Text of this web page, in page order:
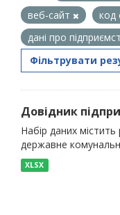
веб-сайт
код
дані про
Фільтрувати
Довідник
Набір даних містить
державне
XLSX